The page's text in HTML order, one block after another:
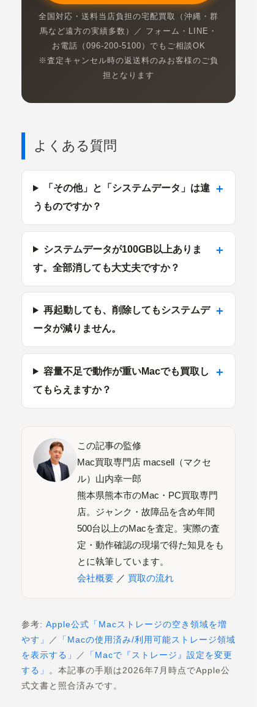
全国対応・送料当店負担の宅配買取（沖縄・群
馬など遠方の実績多数）／ フォーム・LINE・
お電話（096-200-5100）でもご相談OK
※査定キャンセル時の返送料のみお客様のご負
担となります
よくある質問
「その他」と「システムデータ」は違
うものですか？
システムデータが100GB以上ありま
す。全部消しても大丈夫ですか？
再起動しても、削除してもシステムデ
ータが減りません。
容量不足で動作が重いMacでも買取し
てもらえますか？
この記事の監修
Mac買取専門店 macsell（マクセ
ル）山内幸一郎
熊本県熊本市のMac・PC買取専門
店。ジャンク・故障品を含め年間
500台以上のMacを査定。実際の査
定・動作確認の現場で得た知見をも
とに執筆しています。
会社概要 ／ 買取の流れ
参考: Apple公式「Macストレージの空き領域を増
やす」
／
「Macの使用済み/利用可能ストレージ領域
を表示する」
／
「Macで『ストレージ』設定を変更
する」
。本記事の手順は2026年7月時点でApple公
式文書と照合済みです。